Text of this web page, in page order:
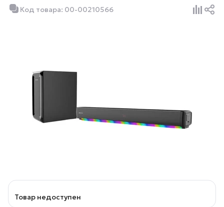
Код товара: 00-00210566
Товар недоступен